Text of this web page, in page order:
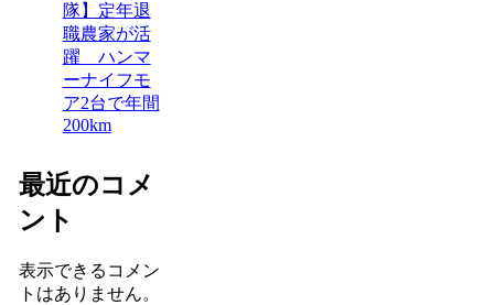
隊】定年退
職農家が活
躍 ハンマ
ーナイフモ
ア2台で年間
200km
最近のコメ
ント
表示できるコメン
トはありません。